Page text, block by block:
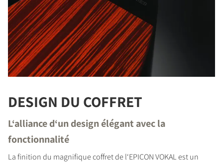
DESIGN DU COFFRET
L‘alliance d‘un design élégant avec la
fonctionnalité
La finition du magnifique coffret de l‘EPICON VOKAL est un